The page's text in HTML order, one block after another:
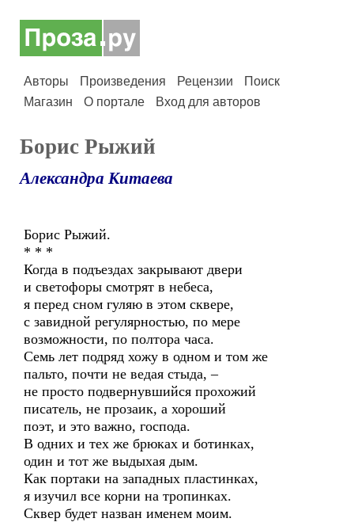
Авторы Произведения Рецензии
Поиск
Магазин
О портале Вход для авторов
Борис Рыжий
Александра Китаева
Борис Рыжий.
* * *
Когда в подъездах закрывают двери
и светофоры смотрят в небеса,
я перед сном гуляю в этом сквере,
с завидной регулярностью, по мере
возможности, по полтора часа.
Семь лет подряд хожу в одном и том же
пальто, почти не ведая стыда, –
не просто подвернувшийся прохожий
писатель, не прозаик, а хороший
поэт, и это важно, господа.
В одних и тех же брюках и ботинках,
один и тот же выдыхая дым.
Как портаки на западных пластинках,
я изучил все корни на тропинках.
Сквер будет назван именем моим.